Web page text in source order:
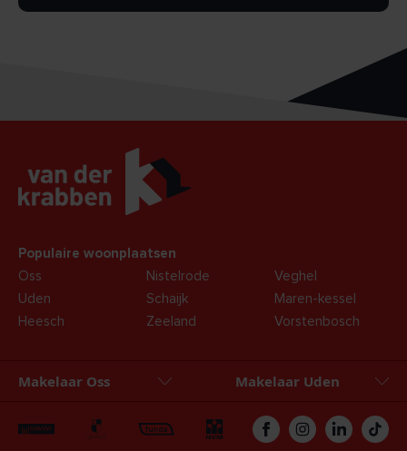
Populaire woonplaatsen
Oss
Uden
Heesch
Nistelrode
Schaijk
Zeeland
Veghel
Maren-kessel
Vorstenbosch
Makelaar Oss Makelaar Uden